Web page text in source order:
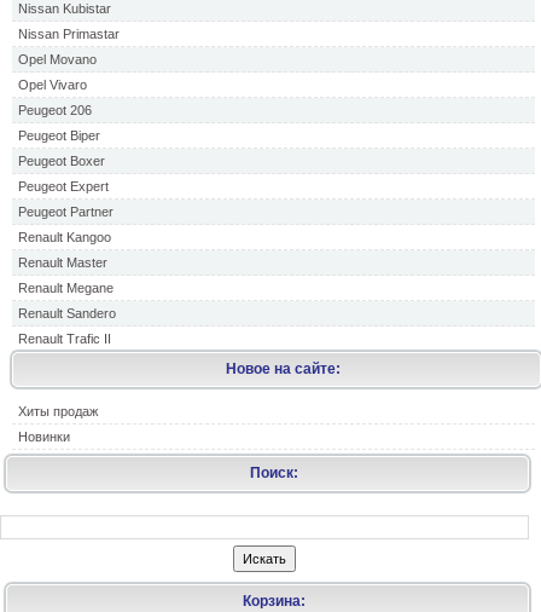
Nissan Kubistar
Nissan Primastar
Opel Movano
Opel Vivaro
Peugeot 206
Peugeot Biper
Peugeot Boxer
Peugeot Expert
Peugeot Partner
Renault Kangoo
Renault Master
Renault Megane
Renault Sandero
Renault Trafic II
Новое на сайте:
Хиты продаж
Новинки
Поиск:
Корзина: